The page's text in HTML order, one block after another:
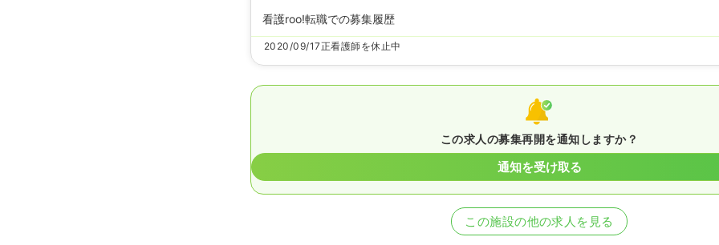
看護roo!転職での募集履歴
2020/09/17正看護師を休止中
この求人の募集再開を通知しますか？
通知を受け取る
この施設の他の求人を見る